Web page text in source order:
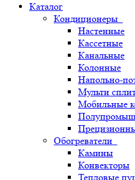
Каталог
Кондиционеры
Настенные
Кассетные
Канальные
Колонные
Напольно-
Мульти
Мобильные
Обогреватели
Камины
Конвекторы
Тепловые